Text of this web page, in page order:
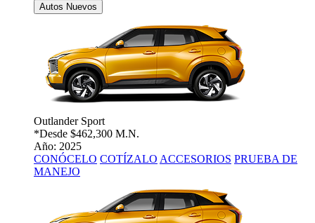
Autos Nuevos
Outlander Sport
*Desde $462,300 M.N.
Año: 2025
CONÓCELO COTÍZALO ACCESORIOS PRUEBA DE
MANEJO